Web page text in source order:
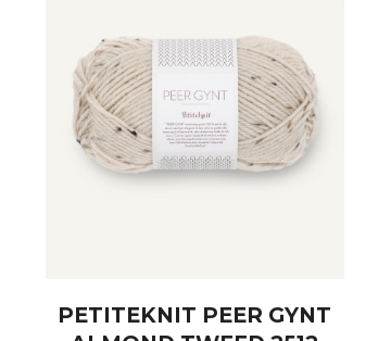
PETITEKNIT PEER GYNT